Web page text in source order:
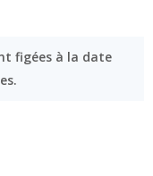
figées à la date